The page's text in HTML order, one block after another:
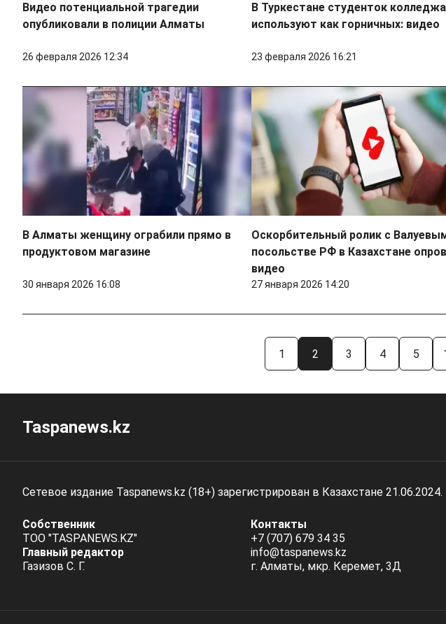
Видео потенциальной трагедии
опубликовали в полиции Алматы
26 февраля 2026 12:34
В Туркестане студенток колледжа
используют как горничных: видео
23 февраля 2026 16:21
В Алматы женщину ограбили прямо в
продуктовом магазине
30 января 2026 16:08
Оскорбительный ролик с
посольстве РФ в Казахстане
видео
27 января 2026 14:20
1 2 3 4 5
Taspanews.kz
Сетевое издание Taspanews.kz (18+) зарегистрирован в Казахстане
Собственник
ТОО "TASPANEWS.KZ"
Главный редактор
Газизов С. Г.
Контакты
+7 (707) 679 34 35
info@taspanews.kz
г. Алматы, мкр. Керемет, 3Д